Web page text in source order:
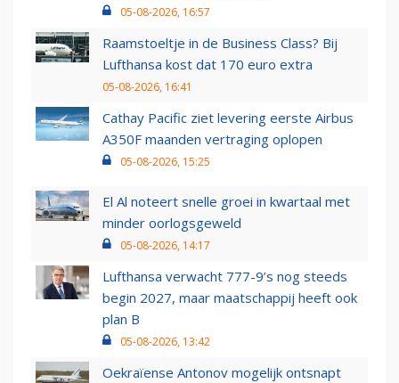
05-08-2026, 16:57
Raamstoeltje in de Business Class? Bij
Lufthansa kost dat 170 euro extra
05-08-2026, 16:41
Cathay Pacific ziet levering eerste Airbus
A350F maanden vertraging oplopen
05-08-2026, 15:25
El Al noteert snelle groei in kwartaal met
minder oorlogsgeweld
05-08-2026, 14:17
Lufthansa verwacht 777-9’s nog steeds
begin 2027, maar maatschappij heeft ook
plan B
05-08-2026, 13:42
Oekraïense Antonov mogelijk ontsnapt